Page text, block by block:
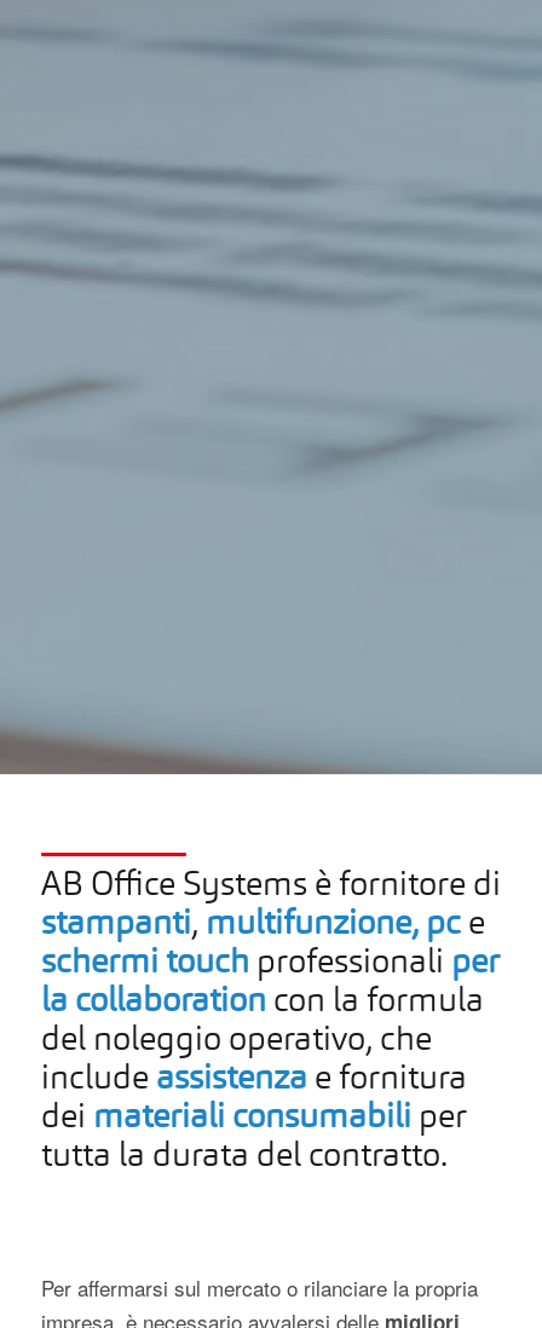
AB Office Systems è fornitore di
stampanti, multifunzione, pc e
schermi touch professionali per
la collaboration con la formula
del noleggio operativo, che
include assistenza e fornitura
dei materiali consumabili per
tutta la durata del contratto.
Per affermarsi sul mercato o rilanciare la propria
impresa, è necessario avvalersi dellemigliori